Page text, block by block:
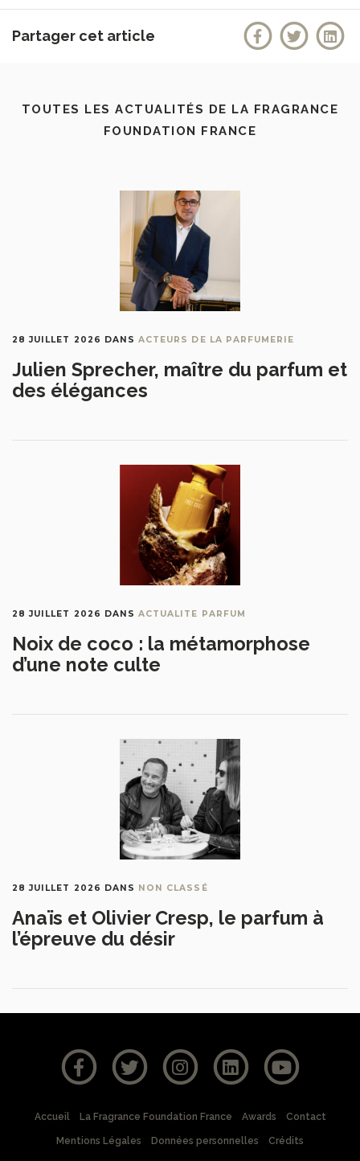
Partager cet article
TOUTES LES ACTUALITÉS DE LA FRAGRANCE
FOUNDATION FRANCE
28 JUILLET 2026 DANSACTEURS DE LA PARFUMERIE
Julien Sprecher, maître du parfum et
des élégances
28 JUILLET 2026 DANSACTUALITE PARFUM
Noix de coco : la métamorphose
d’une note culte
28 JUILLET 2026 DANS NON CLASSÉ
Anaïs et Olivier Cresp, le parfum à
l’épreuve du désir
Accueil La Fragrance Foundation France Awards Contact
Mentions Légales Données personnelles Crédits